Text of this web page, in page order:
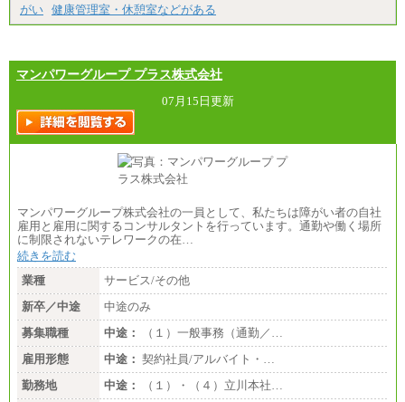
がい 健康管理室・休憩室などがある
マンパワーグループ プラス株式会社
07月15日更新
マンパワーグループ株式会社の一員として、私たちは障がい者の自社
雇用と雇用に関するコンサルタントを行っています。通勤や働く場所
に制限されないテレワークの在…
続きを読む
業種
サービス/その他
新卒／中途
中途のみ
募集職種
中途：
（１）一般事務（通勤／…
雇用形態
中途： 契約社員/アルバイト・…
勤務地
中途：
（１）・（４）立川本社…